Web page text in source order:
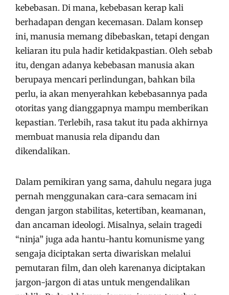
kebebasan. Di mana, kebebasan kerap kali
berhadapan dengan kecemasan. Dalam konsep
ini, manusia memang dibebaskan, tetapi dengan
keliaran itu pula hadir ketidakpastian. Oleh sebab
itu, dengan adanya kebebasan manusia akan
berupaya mencari perlindungan, bahkan bila
perlu, ia akan menyerahkan kebebasannya pada
otoritas yang dianggapnya mampu memberikan
kepastian. Terlebih, rasa takut itu pada akhirnya
membuat manusia rela dipandu dan
dikendalikan.
Dalam pemikiran yang sama, dahulu negara juga
pernah menggunakan cara-cara semacam ini
dengan jargon stabilitas, ketertiban, keamanan,
dan ancaman ideologi. Misalnya, selain tragedi
“ninja” juga ada hantu-hantu komunisme yang
sengaja diciptakan serta diwariskan melalui
pemutaran film, dan oleh karenanya diciptakan
jargon-jargon di atas untuk mengendalikan